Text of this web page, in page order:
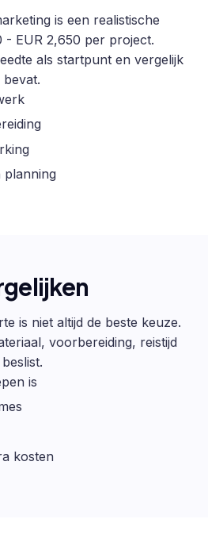
is een realistische
- EUR 2,650 per project.
als startpunt en vergelijk
planning
is niet altijd de beste keuze.
voorbereiding, reistijd
is
kosten